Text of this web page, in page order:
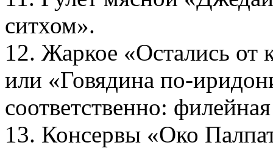
ситхом».
12. Жаркое «Остались от
или «Говядина по-
соответственно:
13. Консервы «Око